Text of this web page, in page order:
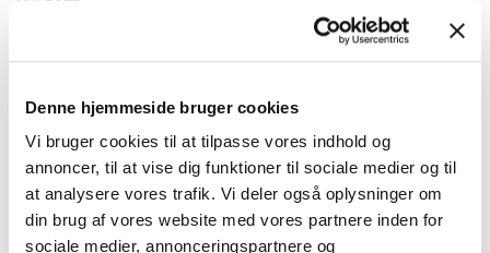
Denne hjemmeside bruger cookies
Vi bruger cookies til at tilpasse vores indhold og
annoncer, til at vise dig funktioner til sociale medier og til
at analysere vores trafik. Vi deler også oplysninger om
din brug af vores website med vores partnere inden for
sociale medier, annonceringspartnere og
Marts 2022
Februar 2022
Januar 2022